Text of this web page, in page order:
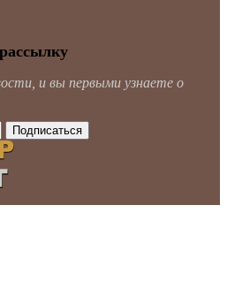
и вы первыми узнаете о